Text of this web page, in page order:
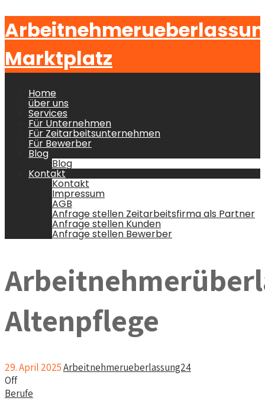
Marktplatz
Home
über uns
Services
Für Unternehmen
Für Zeitarbeitsunternehmen
Für Bewerber
Blog
Blog
Kontakt
Kontakt
Impressum
AGB
Anfrage stellen Zeitarbeitsfirma als Partner
Anfrage stellen Kunden
Anfrage stellen Bewerber
Altenpflege
29. April 2025Arbeitnehmerueberlassung24
Off
Berufe